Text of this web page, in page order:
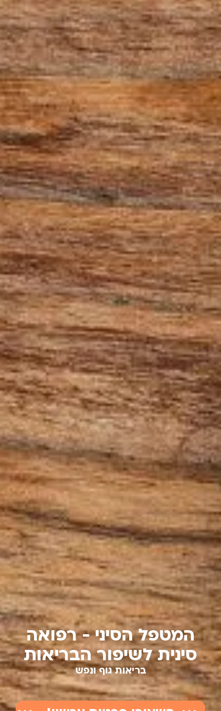
המטפל הסיני - רפואה
סינית לשיפור הבריאות
בריאות גוף ונפש